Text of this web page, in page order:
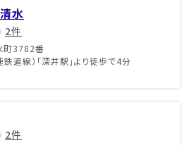
水
2件
町3782番
道線）「深井駅」より徒歩で4分
2件